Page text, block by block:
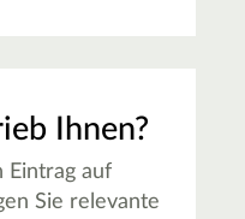
Ihnen?
Eintrag auf
Sie relevante